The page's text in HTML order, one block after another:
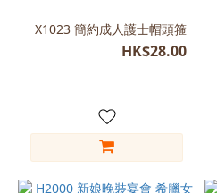
X1023 簡約成人護士帽頭箍
HK$28.00